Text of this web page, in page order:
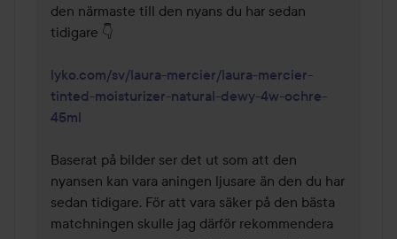
den närmaste till den nyans du har sedan
tidigare 👇
lyko.com/sv/laura-mercier/laura-mercier-
tinted-moisturizer-natural-dewy-4w-ochre-
45ml
Baserat på bilder ser det ut som att den
nyansen kan vara aningen ljusare än den du har
sedan tidigare. För att vara säker på den bästa
matchningen skulle jag därför rekommendera